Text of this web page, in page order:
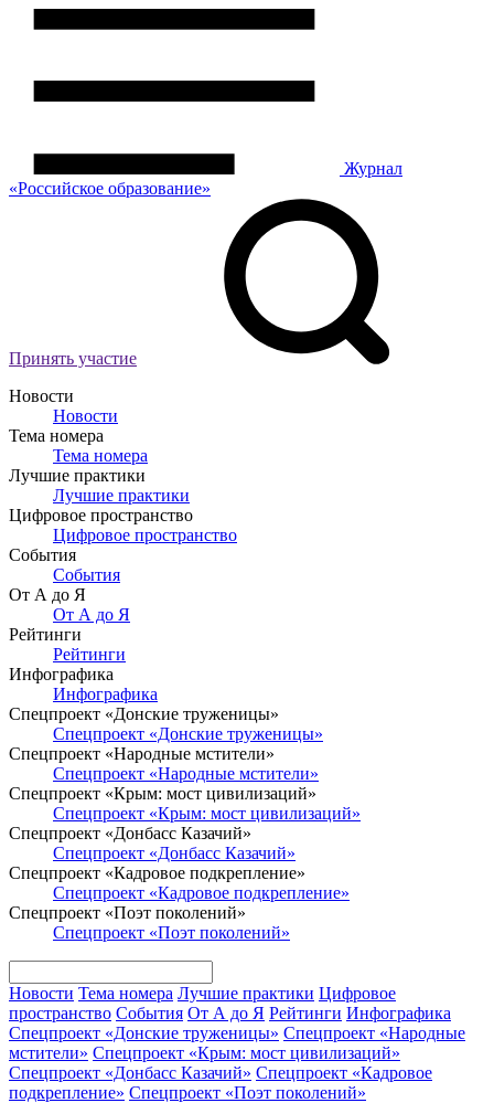
Журнал
«Российское образование»
Принять участие
Новости
Новости
Тема номера
Тема номера
Лучшие практики
Лучшие практики
Цифровое пространство
Цифровое пространство
События
События
От А до Я
От А до Я
Рейтинги
Рейтинги
Инфографика
Инфографика
Спецпроект «Донские труженицы»
Спецпроект «Донские труженицы»
Спецпроект «Народные мстители»
Спецпроект «Народные мстители»
Спецпроект «Крым: мост цивилизаций»
Спецпроект «Крым: мост цивилизаций»
Спецпроект «Донбасс Казачий»
Спецпроект «Донбасс Казачий»
Спецпроект «Кадровое подкрепление»
Спецпроект «Кадровое подкрепление»
Спецпроект «Поэт поколений»
Спецпроект «Поэт поколений»
Новости Тема номера Лучшие практики Цифровое
пространство События От А до Я Рейтинги Инфографика
Спецпроект «Донские труженицы» Спецпроект «Народные
мстители» Спецпроект «Крым: мост цивилизаций»
Спецпроект «Донбасс Казачий» Спецпроект «Кадровое
подкрепление» Спецпроект «Поэт поколений»